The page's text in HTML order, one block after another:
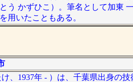
う かずひこ）。筆名として加東
用いたこともある。
、1937年 - ）は、千葉県出身の技